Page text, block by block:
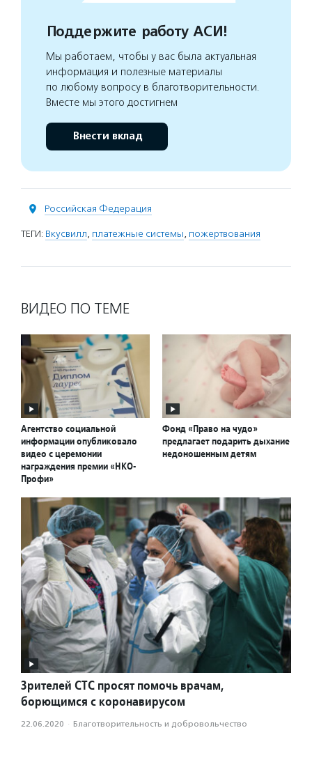
Поддержите работу АСИ!
Мы работаем, чтобы у вас была актуальная
информация и полезные материалы
по любому вопросу в благотворительности.
Вместе мы этого достигнем
Внести вклад
Российская Федерация
ТЕГИ: Вкусвилл, платежные системы, пожертвования
ВИДЕО ПО ТЕМЕ
Агентство социальной
информации опубликовало
видео с церемонии
награждения премии «НКО-
Профи»
Фонд «Право на чудо»
предлагает подарить дыхание
недоношенным детям
Зрителей СТС просят помочь врачам,
борющимся с коронавирусом
22.06.2020 · Благотвори­тель­ность и доброволь­чест­во